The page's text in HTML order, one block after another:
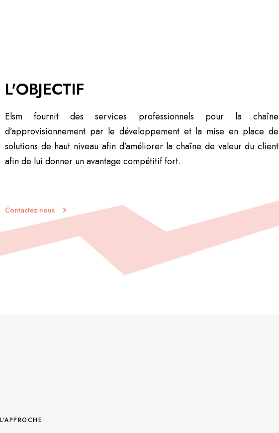
L'OBJECTIF
Elsm fournit des services professionnels pour la chaîne
d’approvisionnement par le développement et la mise en place de
solutions de haut niveau afin d’améliorer la chaîne de valeur du client
afin de lui donner un avantage compétitif fort.
Contactez-nous
L'APPROCHE